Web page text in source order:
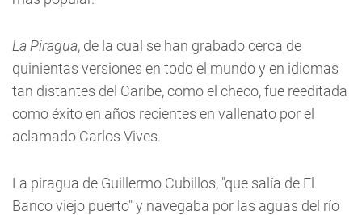
La Piragua, de la cual se han grabado cerca de
quinientas versiones en todo el mundo y en idiomas
tan distantes del Caribe, como el checo, fue reeditada
como éxito en años recientes en vallenato por el
aclamado Carlos Vives.
La piragua de Guillermo Cubillos, "que salía de El
Banco viejo puerto" y navegaba por las aguas del río